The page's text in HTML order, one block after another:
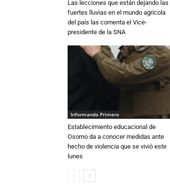
Las lecciones que están dejando las
fuertes lluvias en el mundo agrícola
del país las comenta el Vice-
presidente de la SNA
Informando Primero
Establecimiento educacional de
Osorno da a conocer medidas ante
hecho de violencia que se vivió este
lunes